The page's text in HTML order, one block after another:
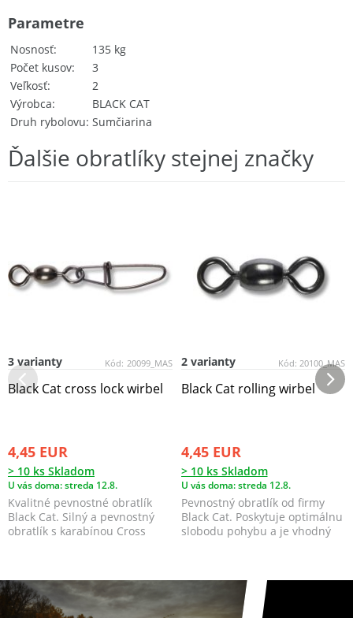
Nosnosť
135 kg
Počet kusov
3
Veľkosť
2
Výrobca
BLACK CAT
Druh rybolovu Sumčiarina
Parametre
Ďalšie obratlíky stejnej značky
Kód: 20099_MAS
3 varianty
Black Cat cross lock wirbel
4,45 EUR
> 10 ks Skladom
U vás doma: streda 12.8.
Kvalitné pevnostné obratlík
Black Cat. Silný a pevnostný
obratlík s karabínou Cross
Kód: 20100_MAS
2 varianty
Black Cat rolling wirbel
4,45 EUR
> 10 ks Skladom
U vás doma: streda 12.8.
Pevnostný obratlík od firmy
Black Cat. Poskytuje optimálnu
slobodu pohybu a je vhodný